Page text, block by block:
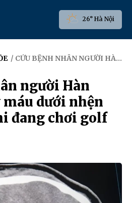
26° Hà Nội
/ CỨU BỆNH NHÂN NGƯỜI HÀN QUỐC BỊ CHẢY MÁU DƯỚI NHỆN NGUY KỊCH KHI ĐANG CHƠI GOLF
người Hàn
máu dưới nhện
đang chơi golf